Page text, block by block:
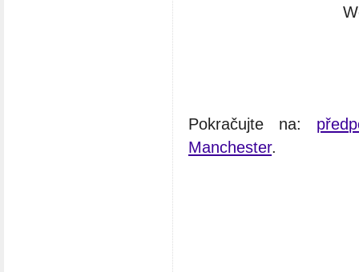
Pokračujte na:
Manchester.